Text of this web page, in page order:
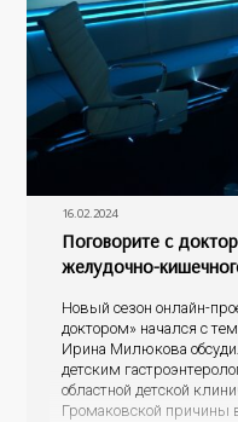
16.02.2024
Поговорите с
желудочно-
Новый сезон онлайн-
доктором» начался с
Ирина Милюкова
детским
областной детской
Громаковской причины